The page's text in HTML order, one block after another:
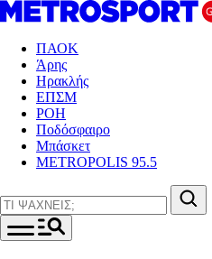
ΠΑΟΚ
Άρης
Ηρακλής
ΕΠΣΜ
ΡΟΗ
Ποδόσφαιρο
Μπάσκετ
METROPOLIS 95.5